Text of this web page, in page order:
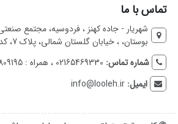
تماس با ما
شهریار - جاده کهنز ، فردوسیه، مجتمع
بوستان، ، خیابان گلستان شمالی، پلاک 7، کدپستی : ۳۳۵۷۱۹۳۴۷۴
شماره تماس: 02165469330 ، همراه : 09120809195
ایمیل:info@looleh.ir